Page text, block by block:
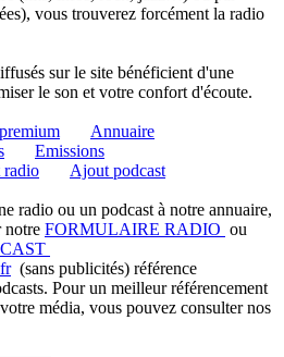
vous trouverez forcément la radio
sur le site bénéficient d'une
le son et votre confort d'écoute.
Annuaire
Emissions
Ajout podcast
radio ou un podcast à notre annuaire,
notre FORMULAIRE RADIO ou
(sans publicités) référence
Pour un meilleur référencement
média, vous pouvez consulter nos